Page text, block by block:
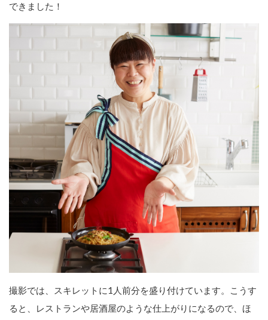
できました！
撮影では、スキレットに1人前分を盛り付けています。こうす
ると、レストランや居酒屋のような仕上がりになるので、ほ